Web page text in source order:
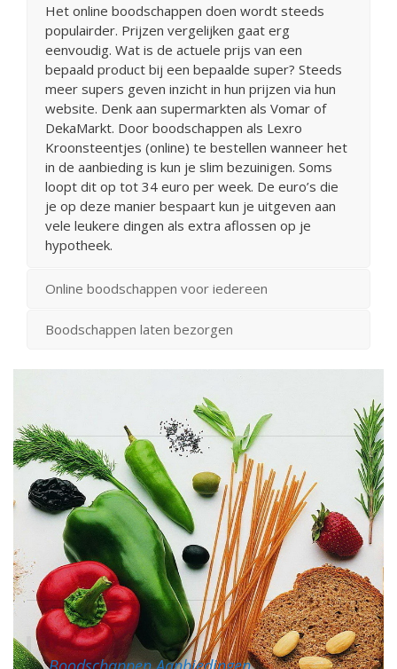
Het online boodschappen doen wordt steeds
populairder. Prijzen vergelijken gaat erg
eenvoudig. Wat is de actuele prijs van een
bepaald product bij een bepaalde super? Steeds
meer supers geven inzicht in hun prijzen via hun
website. Denk aan supermarkten als Vomar of
DekaMarkt. Door boodschappen als Lexro
Kroonsteentjes (online) te bestellen wanneer het
in de aanbieding is kun je slim bezuinigen. Soms
loopt dit op tot 34 euro per week. De euro’s die
je op deze manier bespaart kun je uitgeven aan
vele leukere dingen als extra aflossen op je
hypotheek.
Online boodschappen voor iedereen
Boodschappen laten bezorgen